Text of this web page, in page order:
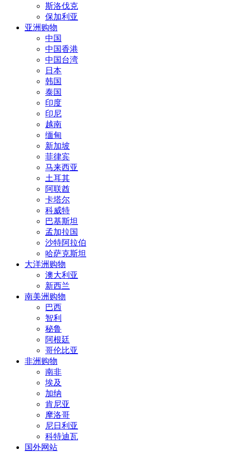
斯洛伐克
保加利亚
亚洲购物
中国
中国香港
中国台湾
日本
韩国
泰国
印度
印尼
越南
缅甸
新加坡
菲律宾
马来西亚
土耳其
阿联酋
卡塔尔
科威特
巴基斯坦
孟加拉国
沙特阿拉伯
哈萨克斯坦
大洋洲购物
澳大利亚
新西兰
南美洲购物
巴西
智利
秘鲁
阿根廷
哥伦比亚
非洲购物
南非
埃及
加纳
肯尼亚
摩洛哥
尼日利亚
科特迪瓦
国外网站